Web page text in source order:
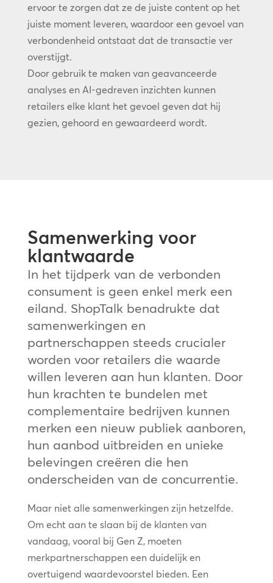
ervoor te zorgen dat ze de juiste content op het
juiste moment leveren, waardoor een gevoel van
verbondenheid ontstaat dat de transactie ver
overstijgt.
Door gebruik te maken van geavanceerde
analyses en AI-gedreven inzichten kunnen
retailers elke klant het gevoel geven dat hij
gezien, gehoord en gewaardeerd wordt.
Samenwerking voor
klantwaarde
In het tijdperk van de verbonden
consument is geen enkel merk een
eiland. ShopTalk benadrukte dat
samenwerkingen en
partnerschappen steeds crucialer
worden voor retailers die waarde
willen leveren aan hun klanten. Door
hun krachten te bundelen met
complementaire bedrijven kunnen
merken een nieuw publiek aanboren,
hun aanbod uitbreiden en unieke
belevingen creëren die hen
onderscheiden van de concurrentie.
Maar niet alle samenwerkingen zijn hetzelfde.
Om echt aan te slaan bij de klanten van
vandaag, vooral bij Gen Z, moeten
merkpartnerschappen een duidelijk en
overtuigend waardevoorstel bieden. Een